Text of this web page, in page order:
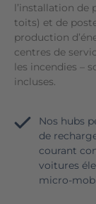
l’installation de
toits) et de
production
centres de
les incendies –
incluses.
Nos hubs
de
courant
voitures
micro-